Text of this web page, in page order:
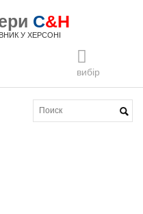
C&H
У ХЕРСОНІ
вибір